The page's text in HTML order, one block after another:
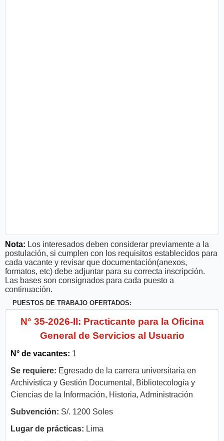
Nota: Los interesados deben considerar previamente a la
postulación, si cumplen con los requisitos establecidos para
cada vacante y revisar que documentación(anexos,
formatos, etc) debe adjuntar para su correcta inscripción.
Las bases son consignados para cada puesto a
continuación.
PUESTOS DE TRABAJO OFERTADOS:
N° 35-2026-II: Practicante para la Oficina
General de Servicios al Usuario
N° de vacantes: 1
Se requiere: Egresado de la carrera universitaria en
Archivística y Gestión Documental, Bibliotecología y
Ciencias de la Información, Historia, Administración
Subvención: S/. 1200 Soles
Lugar de prácticas: Lima